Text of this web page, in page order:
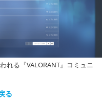
れる『VALORANT』コミュニ
る